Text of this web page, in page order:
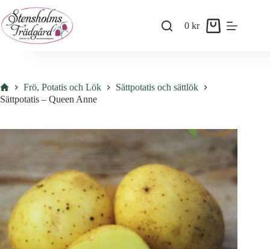
to
content
Shopping
0kr
HemFrö, Potatis och Lök
Sättpotatis och sättlök
Sättpotatis – Queen Anne